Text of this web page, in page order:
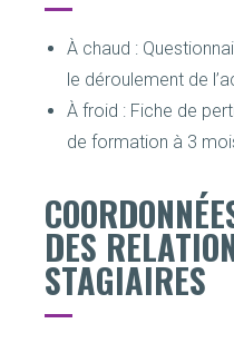
À chaud :
le déroulement de
À froid : Fiche de
de formation à 3
DES
STAGIAIRES